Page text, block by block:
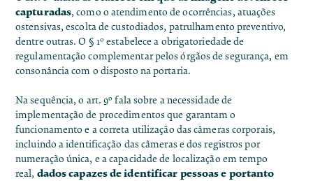
capturadas, como o atendimento de ocorrências, atuações
ostensivas, escolta de custodiados, patrulhamento preventivo,
dentre outras. O § 1º estabelece a obrigatoriedade de
regulamentação complementar pelos órgãos de segurança, em
consonância com o disposto na portaria.
Na sequência, o art. 9º fala sobre a necessidade de
implementação de procedimentos que garantam o
funcionamento e a correta utilização das câmeras corporais,
incluindo a identificação das câmeras e dos registros por
numeração única, e a capacidade de localização em tempo
real, dados capazes de identificar pessoas e portanto